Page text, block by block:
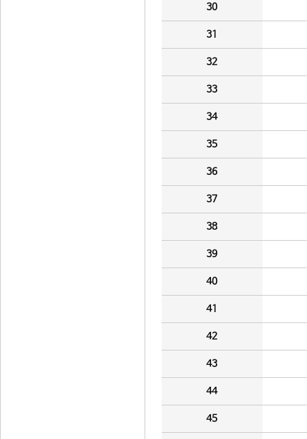
30
31
32
33
34
35
36
37
38
39
40
41
42
43
44
45